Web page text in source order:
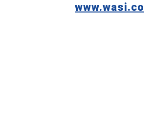
www.wasi.co